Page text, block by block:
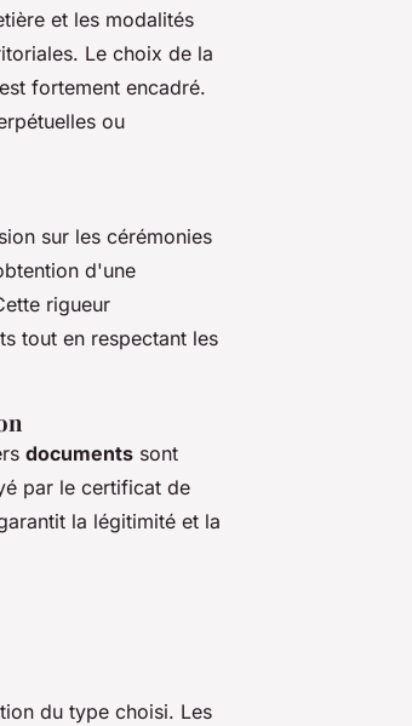
et les modalités
Le choix de la
fortement encadré.
ou
sur les cérémonies
d'une
rigueur
tout en respectant les
documents sont
par le certificat de
la légitimité et la
du type choisi. Les